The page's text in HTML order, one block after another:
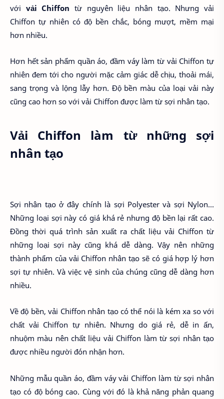
với vải Chiffon từ nguyên liệu nhân tạo. Nhưng vải
Chiffon tự nhiên có độ bền chắc, bóng mượt, mềm mại
hơn nhiều.
Hơn hết sản phẩm quần áo, đầm váy làm từ vải Chiffon tự
nhiên đem tới cho người mặc cảm giác dễ chịu, thoải mái,
sang trọng và lộng lẫy hơn. Độ bền màu của loại vải này
cũng cao hơn so với vải Chiffon được làm từ sợi nhân tạo.
Vải Chiffon làm từ những sợi
nhân tạo
Sợi nhân tạo ở đây chính là sợi Polyester và sợi Nylon...
Những loại sợi này có giá khá rẻ nhưng độ bền lại rất cao.
Đồng thời quá trình sản xuất ra chất liệu vải Chiffon từ
những loại sợi này cũng khá dễ dàng. Vậy nên những
thành phẩm của vải Chiffon nhân tạo sẽ có giá hợp lý hơn
sợi tự nhiên. Và việc vệ sinh của chúng cũng dễ dàng hơn
nhiều.
Về độ bền, vải Chiffon nhân tạo có thể nói là kém xa so với
chất vải Chiffon tự nhiên. Nhưng do giá rẻ, dễ in ấn,
nhuộm màu nên chất liệu vải Chiffon làm từ sợi nhân tạo
được nhiều người đón nhận hơn.
Những mẫu quần áo, đầm váy vải Chiffon làm từ sợi nhân
tạo có độ bóng cao. Cùng với đó là khả năng phản quang